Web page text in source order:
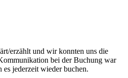
erzählt und wir konnten uns die
bei der Buchung war
jederzeit wieder buchen.